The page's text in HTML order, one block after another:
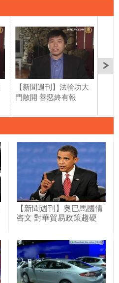
【新聞週刊】法輪功大
門敞開 善惡終有報
【新聞週刊】奥巴馬國情
咨文 對華貿易政策趨硬